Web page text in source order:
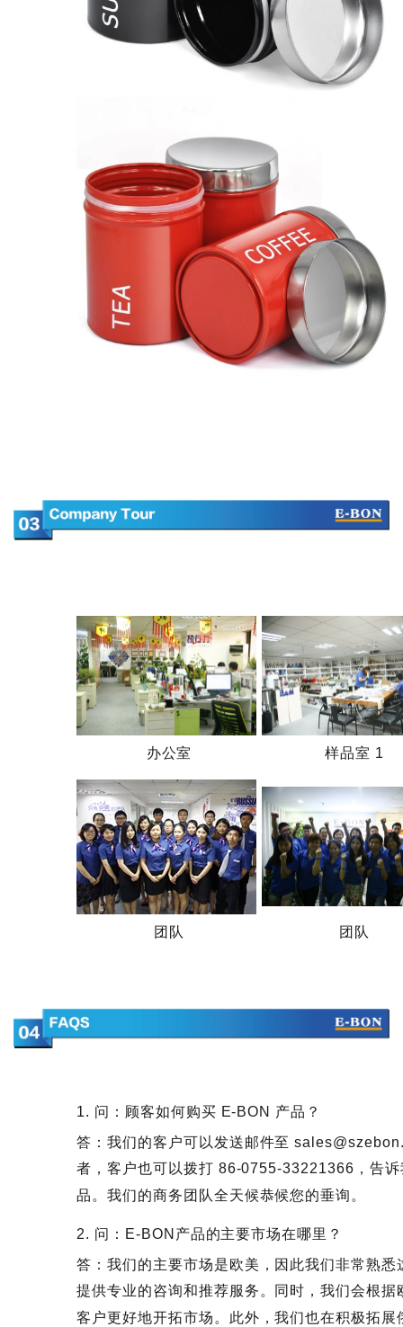
办公室 样品室 1
团队 团队
1. 问：顾客如何购买 E-BON 产品？
答：我们的客户可以发送邮件至
者，客户也可以拨打 86-0755-33221366，告
品。我们的商务团队全天候恭候您的垂询。
2. 问：E-BON产品的主要市场在哪里？
答：我们的主要市场是欧美，因此我们非常熟
提供专业的咨询和推荐服务。同时，我们会根
客户更好地开拓市场。此外，我们也在积极拓